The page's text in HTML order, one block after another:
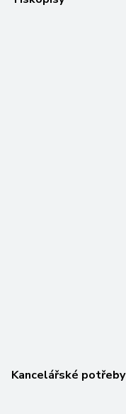
Kancelářské potřeby